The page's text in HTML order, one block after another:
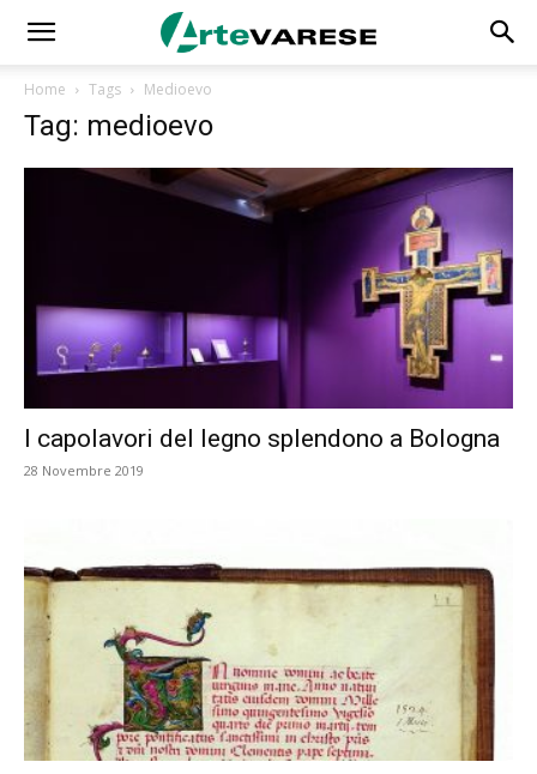
Home Tags Medioevo
Tag: medioevo
I capolavori del legno splendono a Bologna
28 Novembre 2019